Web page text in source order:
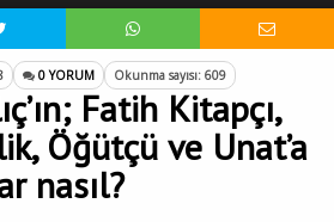
0 YORUM Okunma sayısı: 609
Fatih Kitapçı,
Öğütçü ve Unat’a
nasıl?